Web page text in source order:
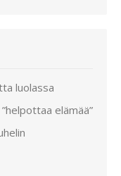
luolassa
elämää”